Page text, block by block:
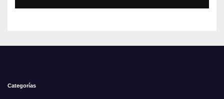
Categorías